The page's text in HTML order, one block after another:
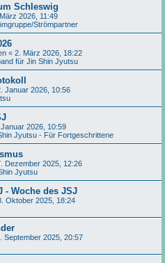
Schleswig
2026, 11:49
Strömpartner
« 2. März 2026, 18:22
für Jin Shin Jyutsu
Januar 2026, 10:56
2026, 10:59
Jyutsu - Für Fortgeschrittene
Dezember 2025, 12:26
Jyutsu
- Woche des JSJ
Oktober 2025, 18:24
September 2025, 20:57